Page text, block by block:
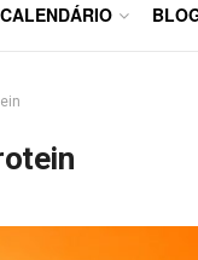
CALENDÁRIO